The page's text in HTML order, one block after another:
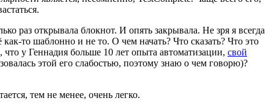
раз открывала блокнот. И опять закрывала. Не зря я всегда
то шаблонно и не то. О чем начать? Что сказать? Что это
у Геннадия больше 10 лет опыта автоматизации, свой
этой его слабостью, поэтому знаю о чем говорю)?
тем не менее, очень легко.